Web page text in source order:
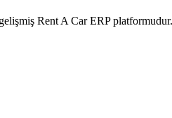
Rent A Car ERP